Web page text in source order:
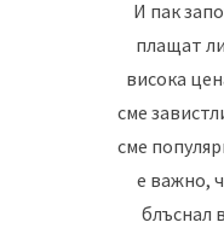
И пак
плащат
висока
сме
сме
е важно,
блъснал